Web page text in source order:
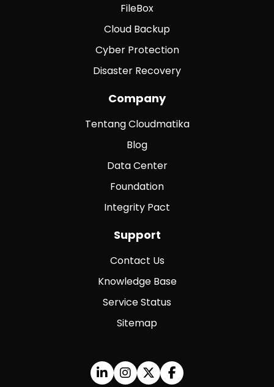
FileBox
Cloud Backup
Cyber Protection
Disaster Recovery
Company
Tentang Cloudmatika
Blog
Data Center
Foundation
Integrity Pact
Support
Contact Us
Knowledge Base
Service Status
Sitemap